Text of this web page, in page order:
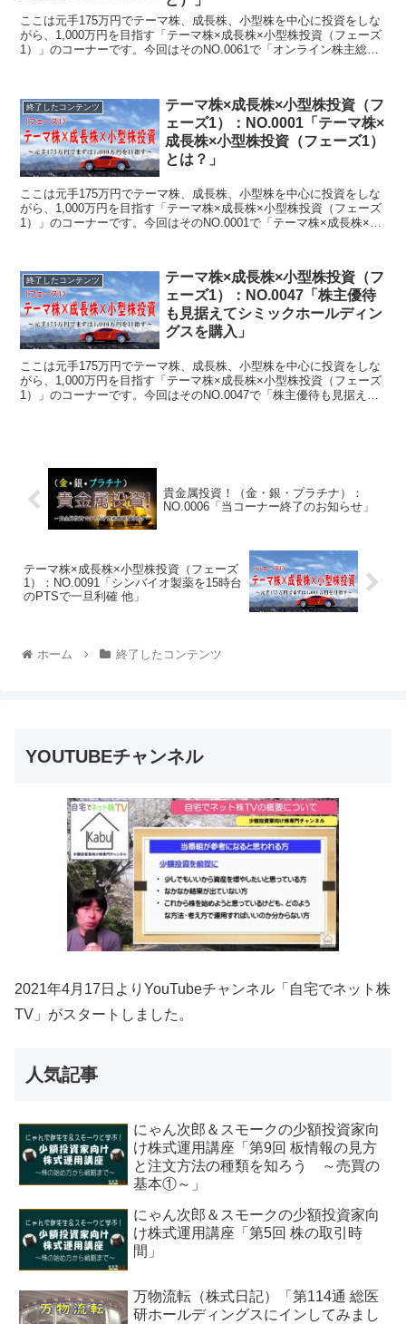
ここは元手175万円でテーマ株、成長株、小型株を中心に投資をしな
がら、1,000万円を目指す「テーマ株×成長株×小型株投資（フェーズ
1）」のコーナーです。今回はそのNO.0061で「オンライン株主総会
終了したコンテンツ
テーマ株×成長株×小型株投資（フ
ェーズ1）：NO.0001「テーマ株×
成長株×小型株投資（フェーズ1）
とは？」
ここは元手175万円でテーマ株、成長株、小型株を中心に投資をしな
がら、1,000万円を目指す「テーマ株×成長株×小型株投資（フェーズ
1）」のコーナーです。今回はそのNO.0001で「テーマ株×成長株×小
終了したコンテンツ
テーマ株×成長株×小型株投資（フ
ェーズ1）：NO.0047「株主優待
も見据えてシミックホールディン
グスを購入」
ここは元手175万円でテーマ株、成長株、小型株を中心に投資をしな
がら、1,000万円を目指す「テーマ株×成長株×小型株投資（フェーズ
1）」のコーナーです。今回はそのNO.0047で「株主優待も見据えて
貴金属投資！（金・銀・プラチナ）：
NO.0006「当コーナー終了のお知らせ」
テーマ株×成長株×小型株投資（フェーズ
1）：NO.0091「シンバイオ製薬を15時台
のPTSで一旦利確 他」
ホーム 終了したコンテンツ
YOUTUBEチャンネル
2021年4月17日よりYouTubeチャンネル「自宅でネット株
TV」がスタートしました。
人気記事
にゃん次郎＆スモークの少額投資家向
け株式運用講座「第9回 板情報の見方
と注文方法の種類を知ろう ～売買の
基本①～」
にゃん次郎＆スモークの少額投資家向
け株式運用講座「第5回 株の取引時
間」
万物流転（株式日記）「第114通 総医
研ホールディングスにインしてみまし